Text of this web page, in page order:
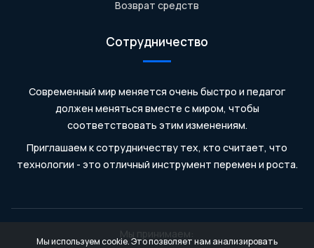
Возврат средств
Сотрудничество
Современный мир меняется очень быстро и педагог
должен меняться вместе с миром, чтобы
соответствовать этим изменениям.
Приглашаем к сотрудничеству тех, кто считает, что
технологии - это отличный инструмент перемен и роста.
Мы принимаем:
Мы используем cookie. Это позволяет нам анализировать